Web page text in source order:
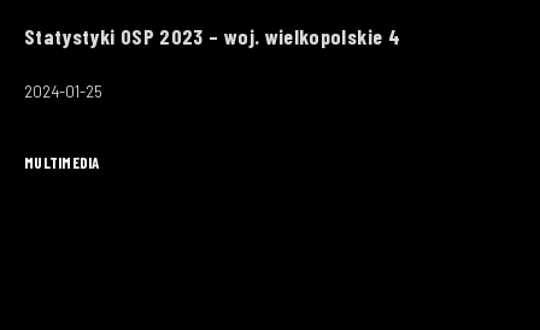
Statystyki OSP 2023 – woj. wielkopolskie 4
2024-01-25
MULTIMEDIA